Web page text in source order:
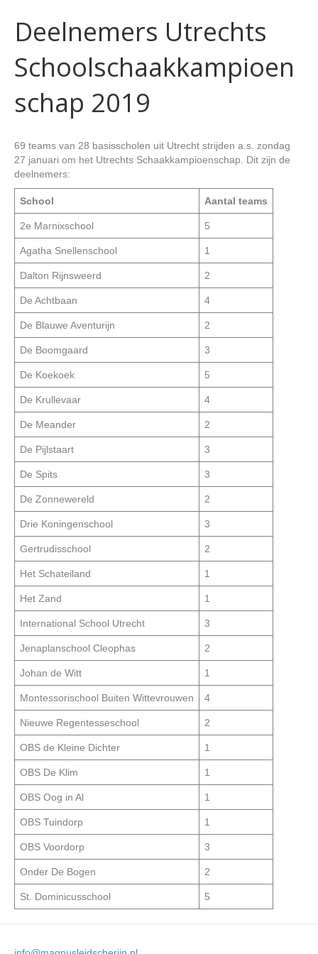
Deelnemers Utrechts
Schoolschaakkampioen
schap 2019
69 teams van 28 basisscholen uit Utrecht strijden a.s. zondag
27 januari om het Utrechts Schaakkampioenschap. Dit zijn de
deelnemers:
School Aantal teams
2e Marnixschool 5
Agatha Snellenschool 1
Dalton Rijnsweerd 2
De Achtbaan 4
De Blauwe Aventurijn 2
De Boomgaard 3
De Koekoek 5
De Krullevaar 4
De Meander 2
De Pijlstaart 3
De Spits 3
De Zonnewereld 2
Drie Koningenschool 3
Gertrudisschool 2
Het Schateiland 1
Het Zand 1
International School Utrecht 3
Jenaplanschool Cleophas 2
Johan de Witt 1
Montessorischool Buiten Wittevrouwen 4
Nieuwe Regentesseschool 2
OBS de Kleine Dichter 1
OBS De Klim 1
OBS Oog in Al 1
OBS Tuindorp 1
OBS Voordorp 3
Onder De Bogen 2
St. Dominicusschool 5